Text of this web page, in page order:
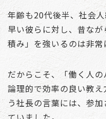
年齢も20代後半、社会
早い彼らに対し、昔な
積み」を強いるのは非常
だからこそ、「働く人の
論理的で効率の良い教
う社長の言葉には、参